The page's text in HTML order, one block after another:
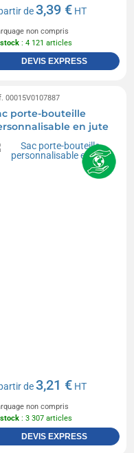
de3,39 € HT
non compris
stock : 4 121 articles
DEVIS EXPRESS
00015V0107887
porte-bouteille
en jute
de3,21 € HT
non compris
stock : 3 307 articles
DEVIS EXPRESS